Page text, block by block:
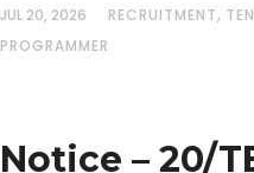
JUL 20, 2026 RECRUITMENT,
PROGRAMMER
Notice – 20/